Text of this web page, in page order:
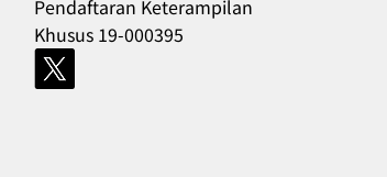
Pendaftaran Keterampilan
Khusus 19-000395